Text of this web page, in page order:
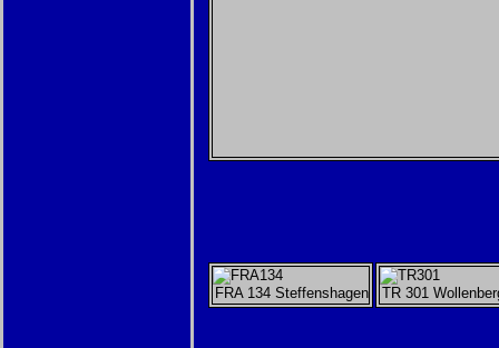
FRA 134 Steffenshagen TR 301